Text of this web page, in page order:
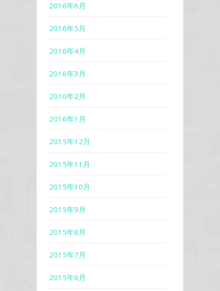
2016年6月
2016年5月
2016年4月
2016年3月
2016年2月
2016年1月
2015年12月
2015年11月
2015年10月
2015年9月
2015年8月
2015年7月
2015年6月